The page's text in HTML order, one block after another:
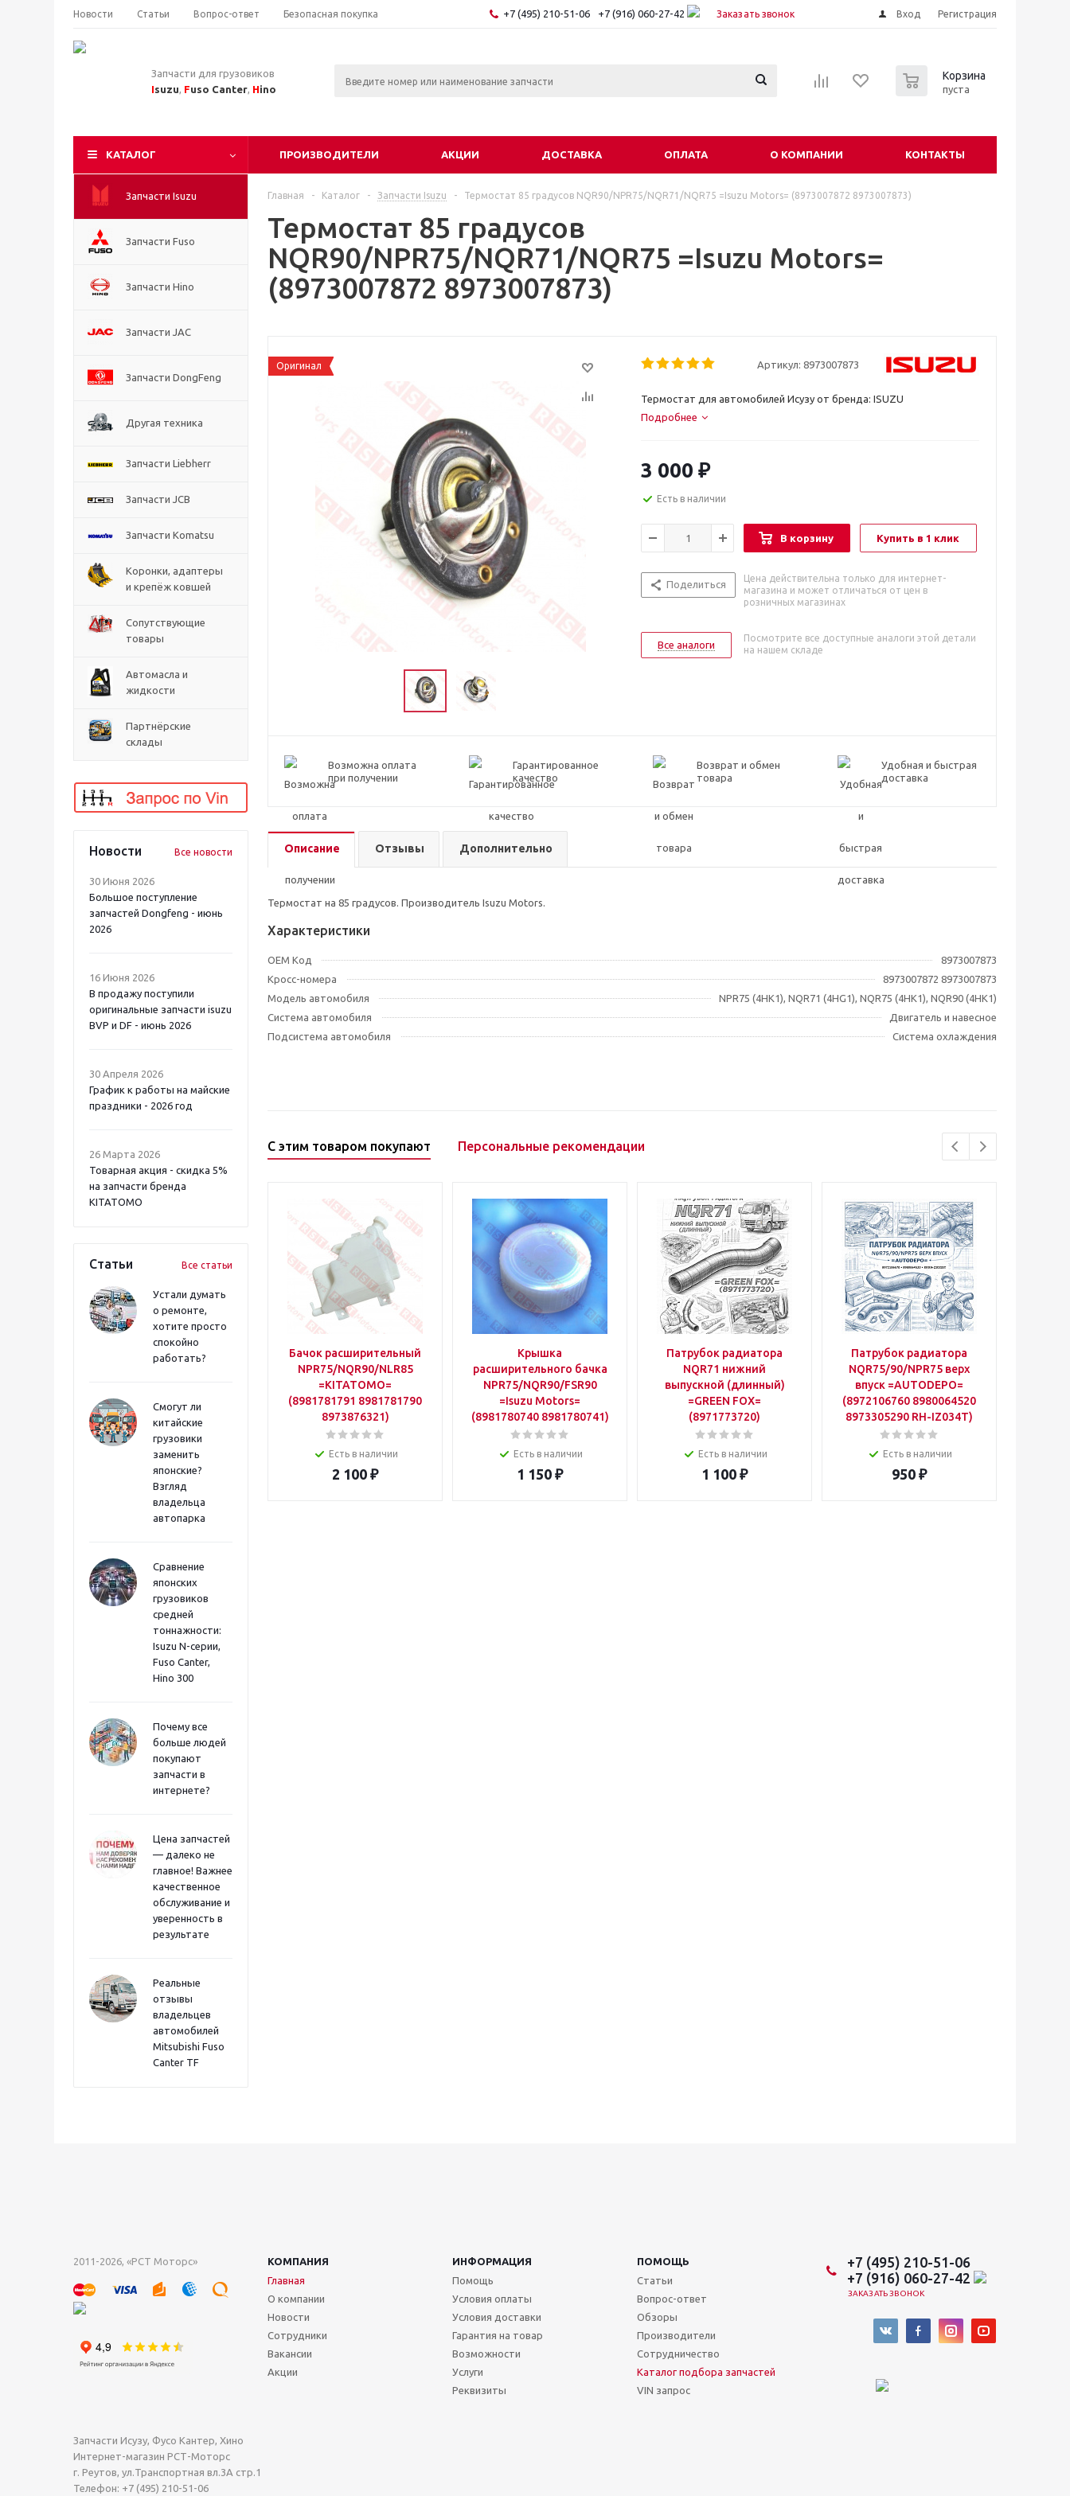
Новости Статьи Вопрос-ответ Безопасная покупка +7 (495) 210-51-06 +7 (916) 060-27-42 Заказать звонок Вход Регистрация
Запчасти для грузовиков
Isuzu, Fuso Canter, Hino
Корзина
пуста
КАТАЛОГ ПРОИЗВОДИТЕЛИ АКЦИИ ДОСТАВКА ОПЛАТА О КОМПАНИИ КОНТАКТЫ
Запчасти Isuzu
Запчасти Fuso
Запчасти Hino
Запчасти JAC
Запчасти DongFeng
Другая техника
Запчасти Liebherr
Запчасти JCB
Запчасти Komatsu
Коронки, адаптеры
и крепёж ковшей
Сопутствующие
товары
Автомасла и
жидкости
Партнёрские
склады
Новости Все новости
30 Июня 2026
Большое поступление
запчастей Dongfeng - июнь
2026
16 Июня 2026
В продажу поступили
оригинальные запчасти isuzu
BVP и DF - июнь 2026
30 Апреля 2026
График к работы на майские
праздники - 2026 год
26 Марта 2026
Товарная акция - скидка 5%
на запчасти бренда
KITATOMO
Статьи Все статьи
Устали думать
о ремонте,
хотите просто
спокойно
работать?
Смогут ли
китайские
грузовики
заменить
японские?
Взгляд
владельца
автопарка
Сравнение
японских
грузовиков
средней
тоннажности:
Isuzu N-серии,
Fuso Canter,
Hino 300
Почему все
больше людей
покупают
запчасти в
интернете?
Цена запчастей
— далеко не
главное! Важнее
качественное
обслуживание и
уверенность в
результате
Реальные
отзывы
владельцев
автомобилей
Mitsubishi Fuso
Canter TF
Главная - Каталог - Запчасти Isuzu - Термостат 85 градусов NQR90/NPR75/NQR71/NQR75 =Isuzu Motors= (8973007872 8973007873)
Термостат 85 градусов
NQR90/NPR75/NQR71/NQR75 =Isuzu Motors=
(8973007872 8973007873)
Оригинал Артикул: 8973007873
Термостат для автомобилей Исузу от бренда: ISUZU
Подробнее
3 000 ₽
Есть в наличии
В корзину Купить в 1 клик
Поделиться
Цена действительна только для интернет-
магазина и может отличаться от цен в
розничных магазинах
Все аналоги
Посмотрите все доступные аналоги этой детали
на нашем складе
Возможна оплата
при получении
Гарантированное
качество
Возврат и обмен
товара
Удобная и быстрая
доставка
Описание Отзывы Дополнительно
Термостат на 85 градусов. Производитель Isuzu Motors.
Характеристики
OEM Код
8973007873
Кросс-номера
8973007872 8973007873
Модель автомобиля
NPR75 (4HK1), NQR71 (4HG1), NQR75 (4HK1), NQR90 (4HK1)
Система автомобиля
Двигатель и навесное
Подсистема автомобиля
Система охлаждения
С этим товаром покупают Персональные рекомендации
Бачок расширительный
NPR75/NQR90/NLR85
=KITATOMO=
(8981781791 8981781790
8973876321)
Есть в наличии
2 100 ₽
Крышка
расширительного бачка
NPR75/NQR90/FSR90
=Isuzu Motors=
(8981780740 8981780741)
Есть в наличии
1 150 ₽
Патрубок радиатора
NQR71 нижний
выпускной (длинный)
=GREEN FOX=
(8971773720)
Есть в наличии
1 100 ₽
Патрубок радиатора
NQR75/90/NPR75 верх
впуск =AUTODEPO=
(8972106760 8980064520
8973305290 RH-IZ034T)
Есть в наличии
950 ₽
2011-2026, «РСТ Моторс» КОМПАНИЯ ИНФОРМАЦИЯ
ПОМОЩЬ
Главная
О компании
Новости
Сотрудники
Вакансии
Акции
Помощь
Условия оплаты
Условия доставки
Гарантия на товар
Возможности
Услуги
Реквизиты
Статьи
Вопрос-ответ
Обзоры
Производители
Сотрудничество
Каталог подбора запчастей
VIN запрос
+7 (495) 210-51-06
+7 (916) 060-27-42
ЗАКАЗАТЬ ЗВОНОК
Запчасти Исузу, Фусо Кантер, Хино
Интернет-магазин РСТ-Моторс
г. Реутов, ул.Транспортная вл.3А стр.1
Телефон: +7 (495) 210-51-06